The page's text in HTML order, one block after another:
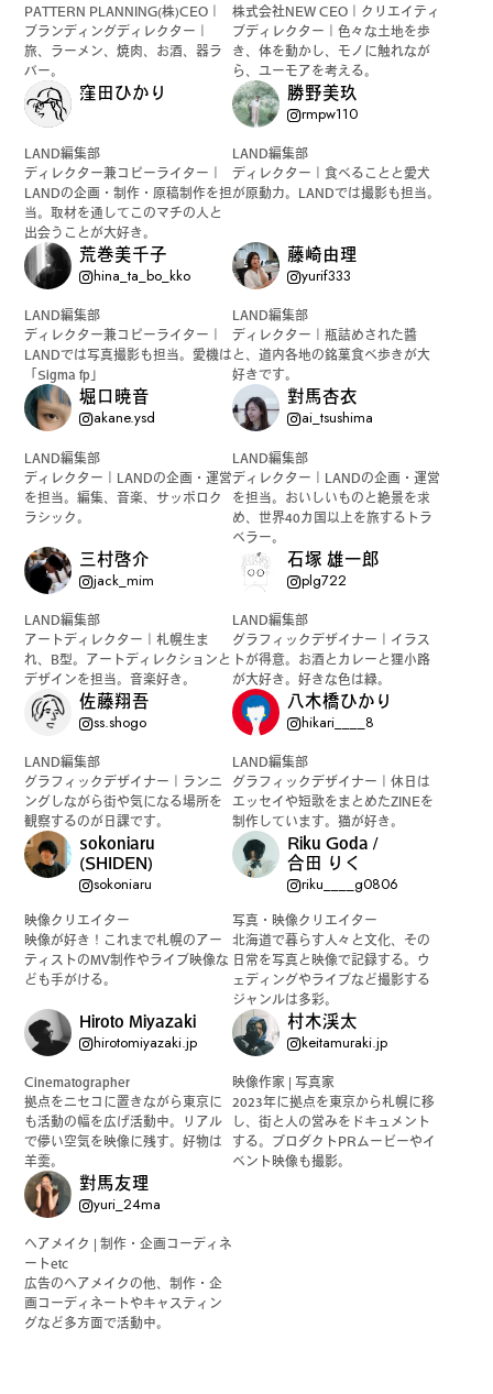
PATTERN PLANNING(株)CEO｜
ブランディングディレクター｜
旅、ラーメン、焼肉、お酒、器ラ
バー。
株式会社NEW CEO｜クリエイティ
ブディレクター｜色々な土地を歩
き、体を動かし、モノに触れなが
ら、ユーモアを考える。
窪田ひかり
LAND編集部
ディレクター兼コピーライター｜
LANDの企画・制作・原稿制作を担
当。取材を通してこのマチの人と
出会うことが大好き。
勝野美玖
rmpw110
LAND編集部
ディレクター｜食べることと愛犬
が原動力。LANDでは撮影も担当。
荒巻美千子
hina_ta_bo_kko
LAND編集部
ディレクター兼コピーライター｜
LANDでは写真撮影も担当。愛機は
「Sigma fp」
藤崎由理
yurif333
LAND編集部
ディレクター｜瓶詰めされた醬
と、道内各地の銘菓食べ歩きが大
好きです。
堀口暁音
akane.ysd
LAND編集部
ディレクター｜LANDの企画・運営
を担当。編集、音楽、サッポロク
ラシック。
對馬杏衣
ai_tsushima
LAND編集部
ディレクター｜LANDの企画・運営
を担当。おいしいものと絶景を求
め、世界40カ国以上を旅するトラ
ベラー。
三村啓介
jack_mim
LAND編集部
アートディレクター｜札幌生ま
れ、B型。アートディレクションと
デザインを担当。音楽好き。
石塚 雄一郎
plg722
LAND編集部
グラフィックデザイナー｜イラス
トが得意。お酒とカレーと狸小路
が大好き。好きな色は緑。
佐藤翔吾
ss.shogo
LAND編集部
グラフィックデザイナー｜ランニ
ングしながら街や気になる場所を
観察するのが日課です。
八木橋ひかり
hikari____8
LAND編集部
グラフィックデザイナー｜休日は
エッセイや短歌をまとめたZINEを
制作しています。猫が好き。
sokoniaru
(SHIDEN)
sokoniaru
映像クリエイター
映像が好き！これまで札幌のアー
ティストのMV制作やライブ映像な
ども手がける。
Riku Goda /
合田 りく
riku____g0806
写真・映像クリエイター
北海道で暮らす人々と文化、その
日常を写真と映像で記録する。ウ
ェディングやライブなど撮影する
ジャンルは多彩。
Hiroto Miyazaki
hirotomiyazaki.jp
Cinematographer
拠点をニセコに置きながら東京に
も活動の幅を広げ活動中。リアル
で儚い空気を映像に残す。好物は
羊羹。
村木渓太
keitamuraki.jp
映像作家 | 写真家
2023年に拠点を東京から札幌に移
し、街と人の営みをドキュメント
する。プロダクトPRムービーやイ
ベント映像も撮影。
對馬友理
yuri_24ma
ヘアメイク | 制作・企画コーディネ
ートetc
広告のヘアメイクの他、制作・企
画コーディネートやキャスティン
グなど多方面で活動中。